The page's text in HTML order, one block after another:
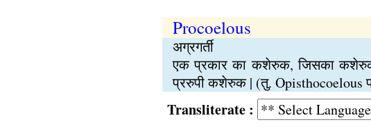
Procoelous
अग्रगर्ती
एक प्रकार का कशेरुक, जिसका
प्ररुपी कशेरुक | (तु. Opisthocoelous
Transliterate :